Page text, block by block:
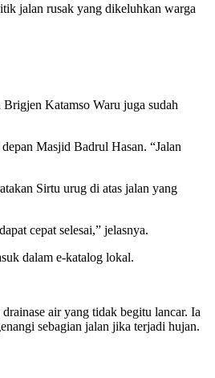
jalan rusak yang dikeluhkan warga
Katamso Waru juga sudah
Masjid Badrul Hasan. “Jalan
Sirtu urug di atas jalan yang
cepat selesai,” jelasnya.
dalam e-katalog lokal.
air yang tidak begitu lancar. Ia
sebagian jalan jika terjadi hujan.